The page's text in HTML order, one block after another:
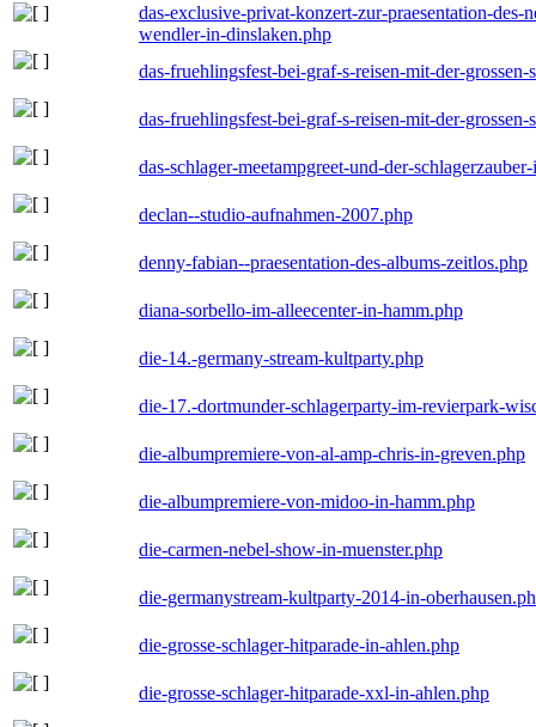
das-exclusive-privat-konzert-zur-praesentation-
wendler-in-dinslaken.php
das-fruehlingsfest-bei-graf-s-reisen-mit-der-
das-fruehlingsfest-bei-graf-s-reisen-mit-der-
das-schlager-meetampgreet-und-der-
declan--studio-aufnahmen-2007.php
denny-fabian--praesentation-des-albums-zeitlos.php
diana-sorbello-im-alleecenter-in-hamm.php
die-14.-germany-stream-kultparty.php
die-17.-dortmunder-schlagerparty-im-revierpark-
die-albumpremiere-von-al-amp-chris-in-greven.php
die-albumpremiere-von-midoo-in-hamm.php
die-carmen-nebel-show-in-muenster.php
die-germanystream-kultparty-2014-in-
die-grosse-schlager-hitparade-in-ahlen.php
die-grosse-schlager-hitparade-xxl-in-ahlen.php